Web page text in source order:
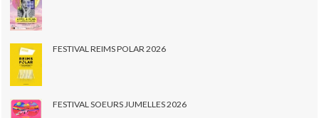
FESTIVAL REIMS POLAR 2026
FESTIVAL SOEURS JUMELLES 2026